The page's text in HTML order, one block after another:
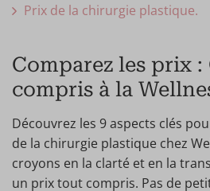
Prix de la chirurgie plastique.
Comparez les prix
compris à la
Découvrez les 9 aspects clés
de la chirurgie plastique chez
croyons en la clarté et en la
un prix tout compris. Pas de